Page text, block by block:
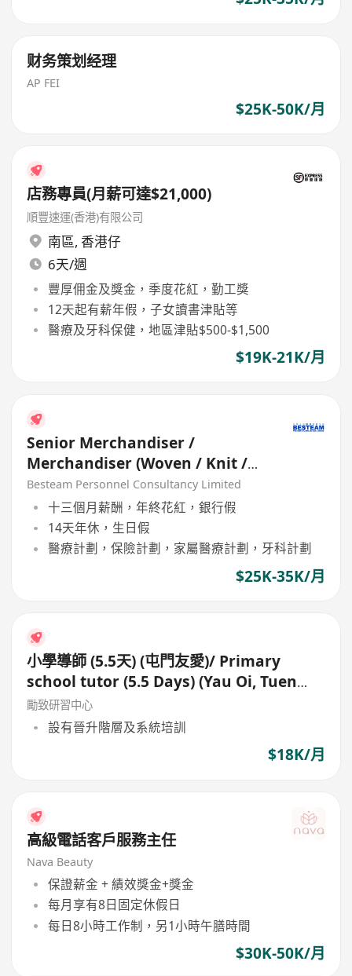
财务策划经理
AP FEI
$25K-50K/月
店務專員(月薪可達$21,000)
順豐速運(香港)有限公司
南區, 香港仔
6天/週
豐厚佣金及獎金，季度花紅，勤工獎
12天起有薪年假，子女讀書津貼等
醫療及牙科保健，地區津貼$500-$1,500
$19K-21K/月
Senior Merchandiser /
Merchandiser (Woven / Knit /
Sweater) - 5 days
Besteam Personnel Consultancy Limited
十三個月薪酬，年終花紅，銀行假
14天年休，生日假
醫療計劃，保險計劃，家屬醫療計劃，牙科計劃
$25K-35K/月
小學導師 (5.5天) (屯門友愛)/ Primary
school tutor (5.5 Days) (Yau Oi, Tuen
Mun)
勵致研習中心
設有晉升階層及系統培訓
$18K/月
高級電話客戶服務主任
Nava Beauty
保證薪金 + 績效獎金+獎金
每月享有8日固定休假日
每日8小時工作制，另1小時午膳時間
$30K-50K/月